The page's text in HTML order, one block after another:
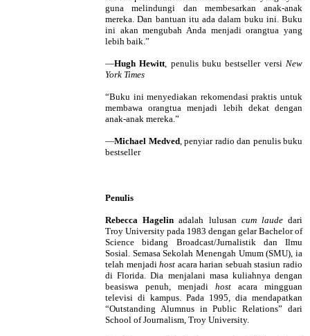
guna melindungi dan membesarkan anak-anak
mereka. Dan bantuan itu ada dalam buku ini. Buku
ini akan mengubah Anda menjadi orangtua yang
lebih baik.”
—Hugh Hewitt, penulis buku bestseller versiNew
York Times
“Buku ini menyediakan rekomendasi praktis untuk
membawa orangtua menjadi lebih dekat dengan
anak-anak mereka.”
—Michael Medved, penyiar radio dan penulis buku
bestseller
Penulis
Rebecca Hagelin adalah lulusan cum laudedari
Troy University pada 1983 dengan gelar Bachelor of
Science bidang Broadcast/Jurnalistik dan Ilmu
Sosial. Semasa Sekolah Menengah Umum (SMU), ia
telah menjadihost acara harian sebuah stasiun radio
di Florida. Dia menjalani masa kuliahnya dengan
beasiswa penuh, menjadi host acara mingguan
televisi di kampus. Pada 1995, dia mendapatkan
“Outstanding Alumnus in Public Relations” dari
School of Journalism, Troy University.